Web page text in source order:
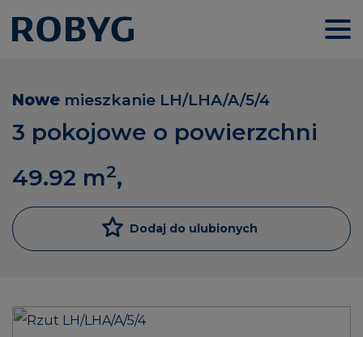
Nowe mieszkanie LH/LHA/A/5/4
3 pokojowe o powierzchni
49.92 m2,
Dodaj do ulubionych